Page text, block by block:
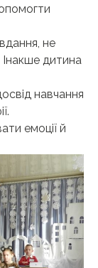
не
дитина
навчання
емоції й